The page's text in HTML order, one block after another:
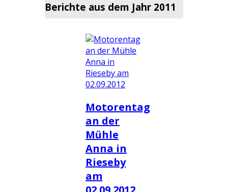
Berichte aus dem Jahr 2011
Motorentag
an der
Mühle
Anna in
Rieseby
am